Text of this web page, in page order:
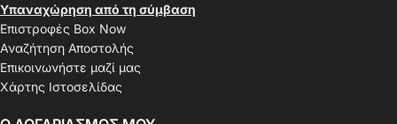
Υπαναχώρηση από τη σύμβαση
Επιστροφές Box Now
Αναζήτηση Αποστολής
Επικοινωνήστε μαζί μας
Χάρτης Ιστοσελίδας